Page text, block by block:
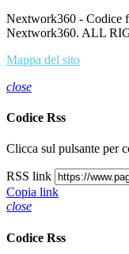
Nextwork360 - Codice
Nextwork360. ALL
Mappa del sito
close
Codice Rss
Clicca sul pulsante per
RSS link
Copia link
close
Codice Rss